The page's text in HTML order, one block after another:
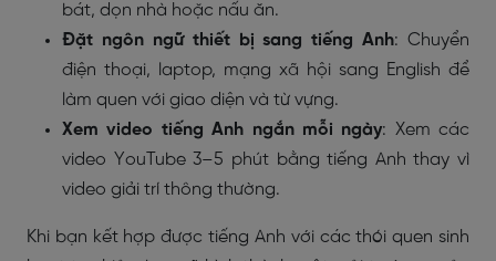
bát, dọn nhà hoặc nấu ăn.
Đặt ngôn ngữ thiết bị sang tiếng Anh: Chuyển
điện thoại, laptop, mạng xã hội sang English để
làm quen với giao diện và từ vựng.
Xem video tiếng Anh ngắn mỗi ngày: Xem các
video YouTube 3–5 phút bằng tiếng Anh thay vì
video giải trí thông thường.
Khi bạn kết hợp được tiếng Anh với các thói quen sinh